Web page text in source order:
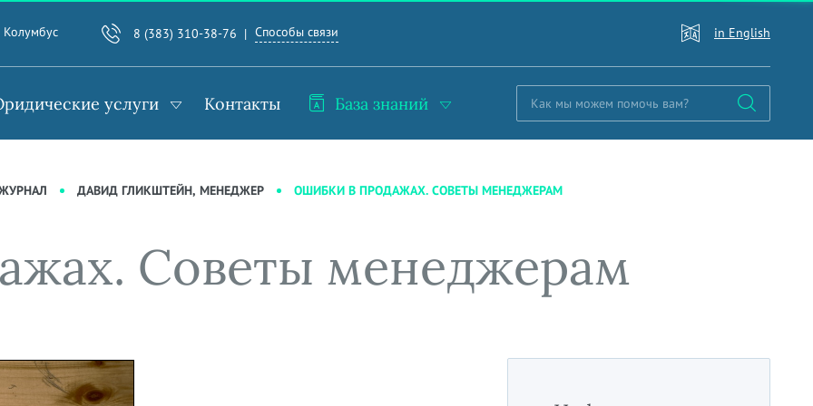
Колумбус 8 (383) 310-38-76 Способы связи in English
услуги Контакты База знаний
ДАВИД ГЛИКШТЕЙН, МЕНЕДЖЕР ОШИБКИ В ПРОДАЖАХ. СОВЕТЫ МЕНЕДЖЕРАМ
Советы менеджерам